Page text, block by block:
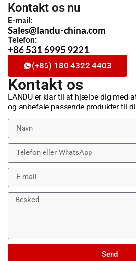
Kontakt os nu
E-mail:
Sales@landu-china.com
Telefon:
+86 531 6995 9221
(+86) 180 4322 4403
Kontakt os
LANDU er klar til at hjælpe dig med
og anbefale passende produkter til
Send